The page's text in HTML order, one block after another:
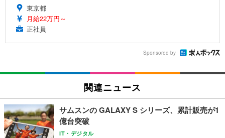
東京都
月給22万円～
正社員
Sponsored by
関連ニュース
サムスンの GALAXY S シリーズ、累計販売が1
億台突破
IT・デジタル